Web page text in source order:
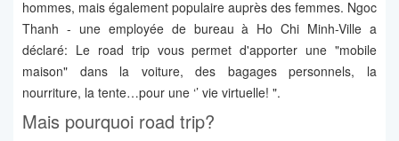
hommes, mais également populaire auprès des femmes. Ngoc
Thanh - une employée de bureau à Ho Chi Minh-Ville a
déclaré: Le road trip vous permet d'apporter une "mobile
maison" dans la voiture, des bagages personnels, la
nourriture, la tente…pour une ‘’ vie virtuelle! ".
Mais pourquoi road trip?